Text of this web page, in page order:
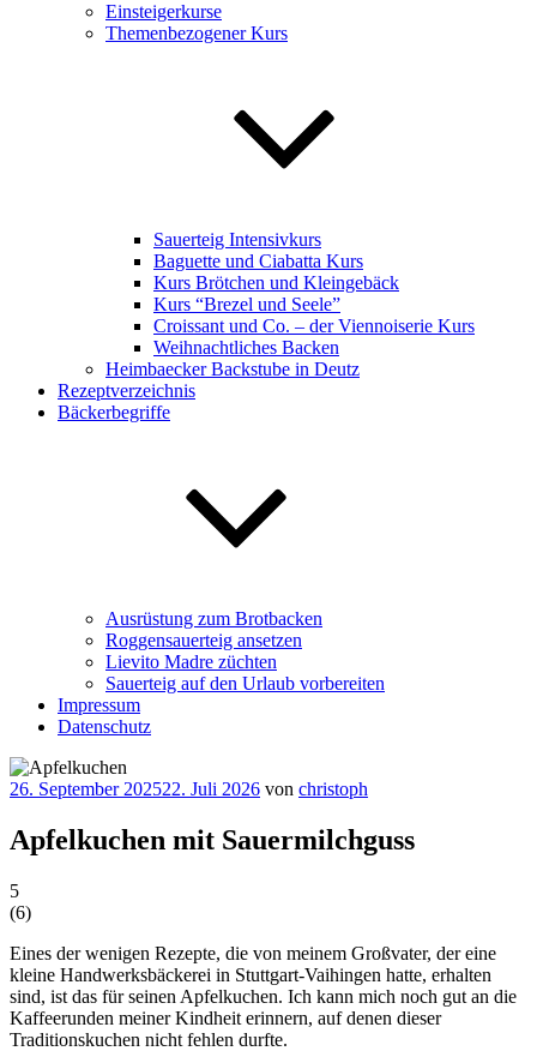
Einsteigerkurse
Themenbezogener Kurs
Sauerteig Intensivkurs
Baguette und Ciabatta Kurs
Kurs Brötchen und Kleingebäck
Kurs “Brezel und Seele”
Croissant und Co. – der Viennoiserie Kurs
Weihnachtliches Backen
Heimbaecker Backstube in Deutz
Rezeptverzeichnis
Bäckerbegriffe
Ausrüstung zum Brotbacken
Roggensauerteig ansetzen
Lievito Madre züchten
Sauerteig auf den Urlaub vorbereiten
Impressum
Datenschutz
Veröffentlicht
26. September 202522. Juli 2026 von christoph
Apfelkuchen mit Sauermilchguss
5
(6)
Eines der wenigen Rezepte, die von meinem Großvater, der eine
kleine Handwerksbäckerei in Stuttgart-Vaihingen hatte, erhalten
sind, ist das für seinen Apfelkuchen. Ich kann mich noch gut an die
Kaffeerunden meiner Kindheit erinnern, auf denen dieser
Traditionskuchen nicht fehlen durfte.